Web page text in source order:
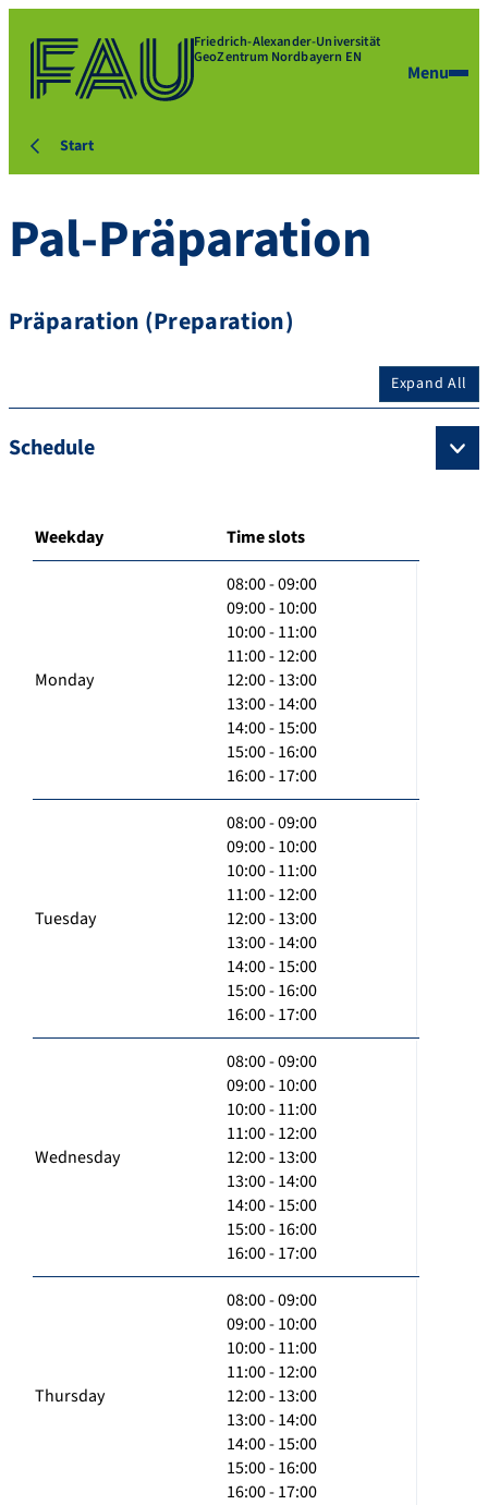
Friedrich-Alexander-Universität
GeoZentrum Nordbayern EN
Menu
Start
Pal-Präparation
Präparation (Preparation)
Expand All
Schedule
Weekday Time slots
Monday
08:00 - 09:00
09:00 - 10:00
10:00 - 11:00
11:00 - 12:00
12:00 - 13:00
13:00 - 14:00
14:00 - 15:00
15:00 - 16:00
16:00 - 17:00
Tuesday
08:00 - 09:00
09:00 - 10:00
10:00 - 11:00
11:00 - 12:00
12:00 - 13:00
13:00 - 14:00
14:00 - 15:00
15:00 - 16:00
16:00 - 17:00
Wednesday
08:00 - 09:00
09:00 - 10:00
10:00 - 11:00
11:00 - 12:00
12:00 - 13:00
13:00 - 14:00
14:00 - 15:00
15:00 - 16:00
16:00 - 17:00
Thursday
08:00 - 09:00
09:00 - 10:00
10:00 - 11:00
11:00 - 12:00
12:00 - 13:00
13:00 - 14:00
14:00 - 15:00
15:00 - 16:00
16:00 - 17:00